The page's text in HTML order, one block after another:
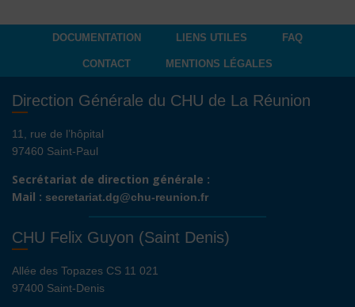
DOCUMENTATION LIENS UTILES FAQ
CONTACT MENTIONS LÉGALES
Direction Générale du CHU de La Réunion
11, rue de l’hôpital
97460 Saint-Paul
Secrétariat de direction générale :
Mail : secretariat.dg@chu-reunion.fr
CHU Felix Guyon (Saint Denis)
Allée des Topazes CS 11 021
97400 Saint-Denis